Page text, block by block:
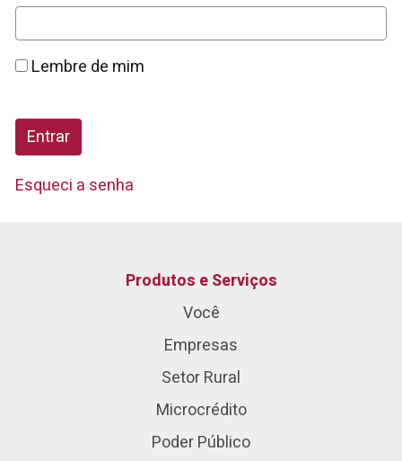
Lembre de mim
Entrar
Esqueci a senha
Produtos e Serviços
Você
Empresas
Setor Rural
Microcrédito
Poder Público